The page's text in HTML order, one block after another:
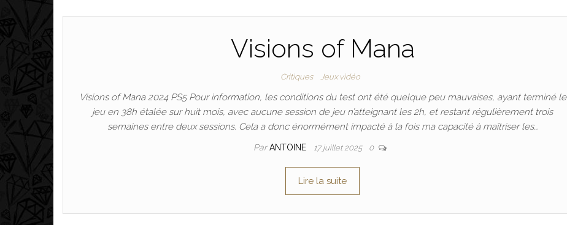
Visions of Mana
Critiques Jeux vidéo
Visions of Mana 2024 PS5 Pour information, les conditions du test ont été quelque peu mauvaises, ayant terminé le
jeu en 38h étalée sur huit mois, avec aucune session de jeu n’atteignant les 2h, et restant régulièrement trois
semaines entre deux sessions. Cela a donc énormément impacté à la fois ma capacité à maîtriser les…
ParANTOINE 17 juillet 2025 0
Lire la suite